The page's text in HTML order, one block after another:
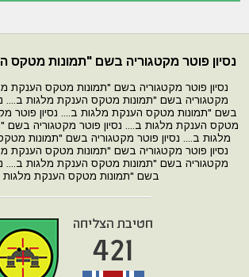
נסיון פוטר מקטגוריה בשם "תמונות מטקס
נסיון פוטר מקטגוריה בשם "תמונות מטקס הענקת
מקטגוריה בשם "תמונות מטקס הענקת מלגות ב....
בשם "תמונות מטקס הענקת מלגות ב.... נסיון פוטר
מטקס הענקת מלגות ב.... נסיון פוטר מקטגוריה
מלגות ב.... נסיון פוטר מקטגוריה בשם "תמונות
נסיון פוטר מקטגוריה בשם "תמונות מטקס הענקת
מקטגוריה בשם "תמונות מטקס הענקת מלגות ב....
בשם "תמונות מטקס הענקת מלגות